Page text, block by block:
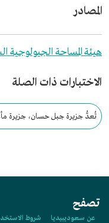
المصادر
هيئة المساحة الجيولوجية
الاختبارات ذات الصلة
تُعدُّ جزيرة جبل حسان، جزيرة
تصفح
عن سعوديبيديا شروط